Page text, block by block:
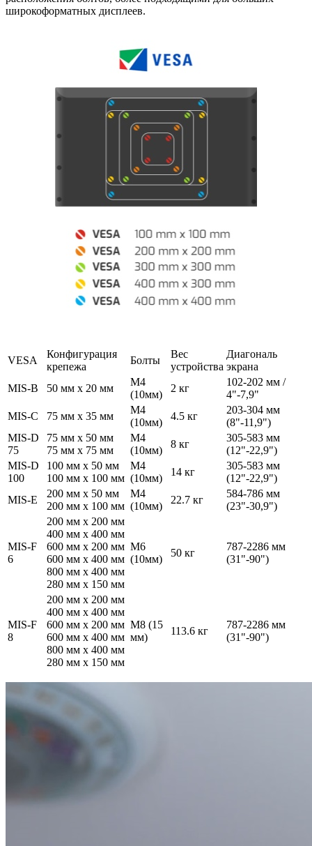
широкоформатных дисплеев.
VESA
Конфигурация
крепежа
Болты
Вес
устройства
Диагональ
экрана
MIS-B
50 мм x 20 мм
M4
(10мм)
2 кг
102-202 мм /
4"-7,9"
MIS-С
75 мм x 35 мм
M4
(10мм)
4.5 кг
203-304 мм
(8"-11,9")
MIS-D
75
75 мм x 50 мм
75 мм x 75 мм
M4
(10мм)
8 кг
305-583 мм
(12"-22,9")
MIS-D
100
100 мм x 50 мм
100 мм x 100 мм
M4
(10мм)
14 кг
305-583 мм
(12"-22,9")
MIS-E
200 мм x 50 мм
200 мм x 100 мм
M4
(10мм)
22.7 кг
584-786 мм
(23"-30,9")
MIS-F
6
200 мм x 200 мм
400 мм x 400 мм
600 мм x 200 мм
600 мм x 400 мм
800 мм x 400 мм
280 мм x 150 мм
M6
(10мм)
50 кг
787-2286 мм
(31"-90")
MIS-F
8
200 мм x 200 мм
400 мм x 400 мм
600 мм x 200 мм
600 мм x 400 мм
800 мм x 400 мм
280 мм x 150 мм
M8 (15
мм)
113.6 кг
787-2286 мм
(31"-90")